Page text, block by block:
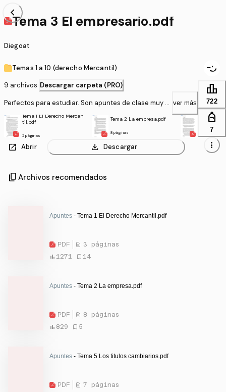
chevron_left
Tema 3 El empresario.pdf
Diegoat
Temas 1 a 10 (derecho Mercantil)
9 archivos· Descargar carpeta (PRO)
Perfectos para estudiar. Son apuntes de clase muy c
ompletos
ver más
Tema 1 El Derecho Mercan
til.pdf
3 páginas
Tema 2 La empresa.pdf
8 páginas
Tema 3 El
11 páginas
open_in_new Abrir download Descargar
leaderboard
722
personal_bag
7
more_vert
content_copy Archivos recomendados
Apuntes - Tema 1 El Derecho Mercantil.pdf
PDF
3 páginas
1271
14
Apuntes - Tema 2 La empresa.pdf
PDF
8 páginas
829
5
Apuntes - Tema 5 Los titulos cambiarios.pdf
PDF
7 páginas